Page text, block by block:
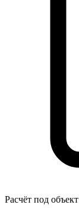
Расчёт под объект